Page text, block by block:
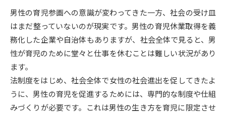
SELFBRAND特集ページ
オープンキャンパスなどを調べる
オープンキャンパス検索 実施プログラムから探す
来場型・Web型イベント特集 夢ナビライブ
男性の育児参画への意識が変わってきた一方、社会の受け皿
はまだ整っていないのが現実です。男性の育児休業取得を義
務化した企業や自治体もありますが、社会全体で見ると、男
性が育児のために堂々と仕事を休むことは難しい状況があり
ます。
法制度をはじめ、社会全体で女性の社会進出を促してきたよ
うに、男性の育児を促進するためには、専門的な制度や仕組
みづくりが必要です。これは男性の生き方を育児に限定させ